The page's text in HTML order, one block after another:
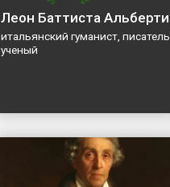
Леон Баттиста Альберти
итальянский гуманист, писатель,
ученый